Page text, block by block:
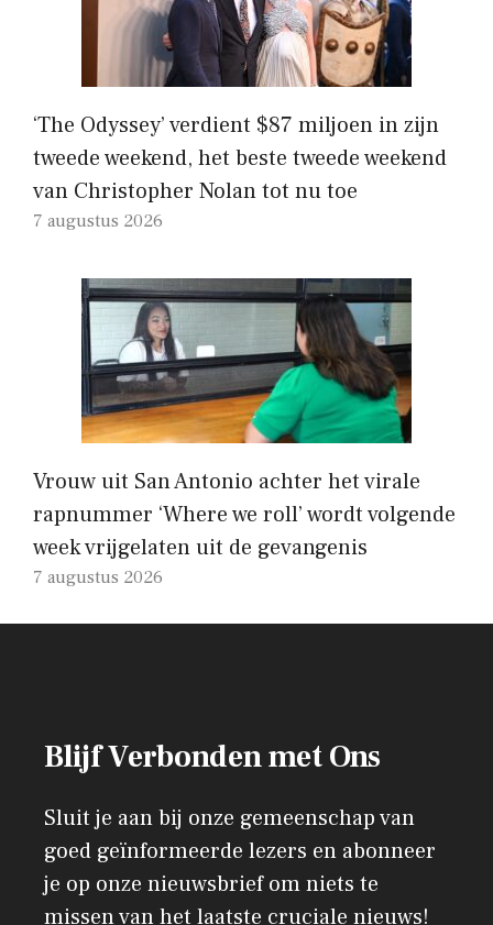
‘The Odyssey’ verdient $87 miljoen in zijn
tweede weekend, het beste tweede weekend
van Christopher Nolan tot nu toe
7 augustus 2026
Vrouw uit San Antonio achter het virale
rapnummer ‘Where we roll’ wordt volgende
week vrijgelaten uit de gevangenis
7 augustus 2026
Blijf Verbonden met Ons
Sluit je aan bij onze gemeenschap van
goed geïnformeerde lezers en abonneer
je op onze nieuwsbrief om niets te
missen van het laatste cruciale nieuws!